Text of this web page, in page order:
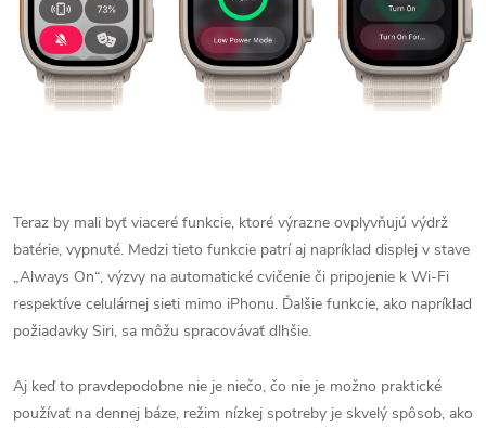
Teraz by mali byť viaceré funkcie, ktoré výrazne ovplyvňujú výdrž
batérie, vypnuté. Medzi tieto funkcie patrí aj napríklad displej v stave
„Always On“, výzvy na automatické cvičenie či pripojenie k Wi-Fi
respektíve celulárnej sieti mimo iPhonu. Ďalšie funkcie, ako napríklad
požiadavky Siri, sa môžu spracovávať dlhšie.
Aj keď to pravdepodobne nie je niečo, čo nie je možno praktické
používať na dennej báze, režim nízkej spotreby je skvelý spôsob, ako